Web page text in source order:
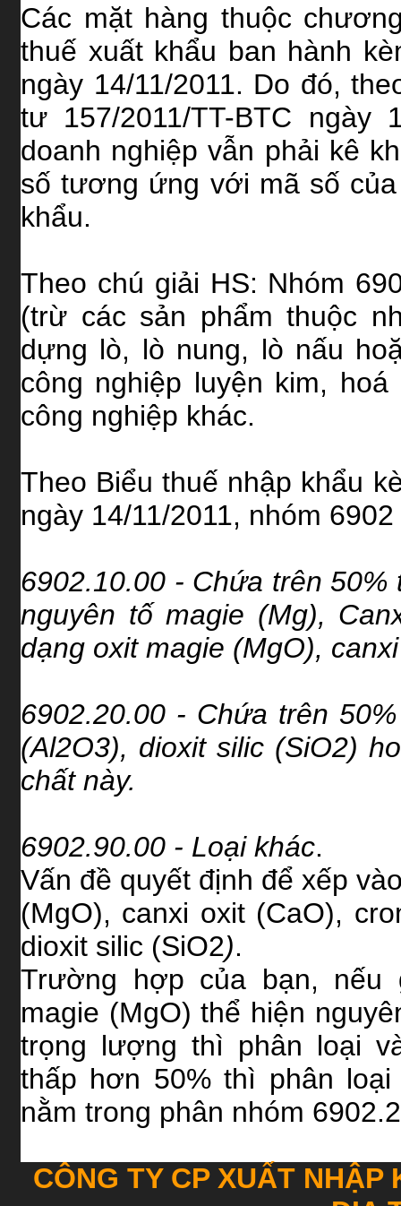
Các mặt hàng thuộc
thuế xuất khẩu ban hành
ngày 14/11/2011. Do đó,
tư 157/2011/TT-BTC ngày
doanh nghiệp vẫn phải kê
số tương ứng với mã số
khẩu.
Theo chú giải HS: Nhóm
(trừ các sản phẩm thuộc
dựng lò, lò nung, lò nấu
công nghiệp luyện kim,
công nghiệp khác.
Theo Biểu thuế nhập khẩu
ngày 14/11/2011, nhóm
6902.10.00 - Chứa trên 50%
nguyên tố magie (Mg),
dạng oxit magie (MgO),
6902.20.00 - Chứa trên
(Al2O3), dioxit silic (SiO2)
chất này.
6902.90.00 - Loại khác.
Vấn đề quyết định để xếp
(MgO), canxi oxit (CaO),
dioxit silic (SiO2).
Trường hợp của bạn,
magie (MgO) thể hiện
trọng lượng thì phân loại
thấp hơn 50% thì phân loại
nằm trong phân nhóm
CÔNG TY CP XUẤT